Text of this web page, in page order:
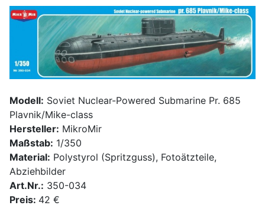
Modell: Soviet Nuclear-Powered Submarine Pr. 685
Plavnik/Mike-class
Hersteller: MikroMir
Maßstab: 1/350
Material: Polystyrol (Spritzguss), Fotoätzteile,
Abziehbilder
Art.Nr.: 350-034
Preis: 42 €